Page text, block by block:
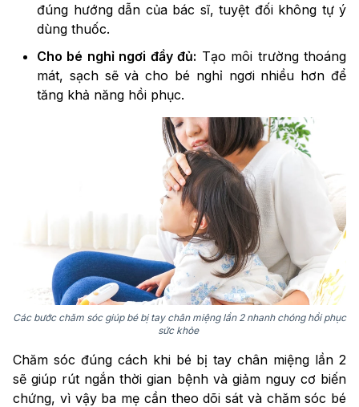
đúng hướng dẫn của bác sĩ, tuyệt đối không tự ý
dùng thuốc.
Cho bé nghỉ ngơi đầy đủ: Tạo môi trường thoáng
mát, sạch sẽ và cho bé nghỉ ngơi nhiều hơn để
tăng khả năng hồi phục.
Các bước chăm sóc giúp bé bị tay chân miệng lần 2 nhanh chóng hồi phục
sức khỏe
Chăm sóc đúng cách khi bé bị tay chân miệng lần 2
sẽ giúp rút ngắn thời gian bệnh và giảm nguy cơ biến
chứng, vì vậy ba mẹ cần theo dõi sát và chăm sóc bé